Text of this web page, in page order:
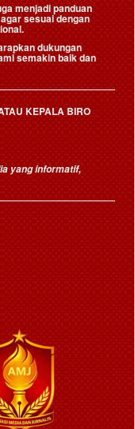
menjadi panduan
sesuai dengan
dukungan
semakin baik dan
KEPALA BIRO
yang informatif,